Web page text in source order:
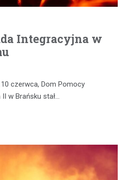
Integracyjna w
czerwca, Dom Pomocy
II w Brańsku stał…